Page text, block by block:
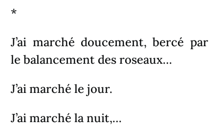
*
J’ai marché doucement, bercé par
le balancement des roseaux…
J’ai marché le jour.
J’ai marché la nuit,…